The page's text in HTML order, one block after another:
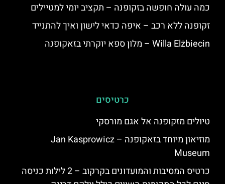
כמה עולה חופשה בזקופנה – תקציב יומי למטיילים
זקופנה ללא רכב – איפה כדאי לישון ואיך להתנייד
Willa Elżbiecin – מלון ספא יוקרתי בזאקופנה
כרטיסים
טיולים מזקופנה אל אגם מורסקי
מוזיאון מיוחד בזאקופנה – Jan Kasprowicz
Museum
כרטיס המסיבות והמועדונים בקרקוב – 2 לילות כניסה